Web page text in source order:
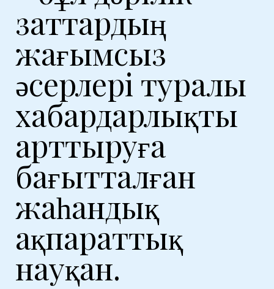
заттардың
жағымсыз
әсерлері туралы
хабардарлықты
арттыруға
бағытталған
жаһандық
ақпараттық
науқан.